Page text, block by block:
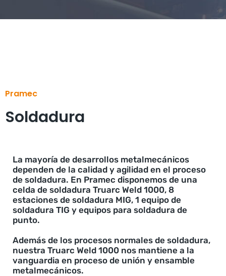
Pramec
Soldadura
La mayoría de desarrollos metalmecánicos
dependen de la calidad y agilidad en el proceso
de soldadura. En Pramec disponemos de una
celda de soldadura Truarc Weld 1000, 8
estaciones de soldadura MIG, 1 equipo de
soldadura TIG y equipos para soldadura de
punto.
Además de los procesos normales de soldadura,
nuestra Truarc Weld 1000 nos mantiene a la
vanguardia en proceso de unión y ensamble
metalmecánicos.